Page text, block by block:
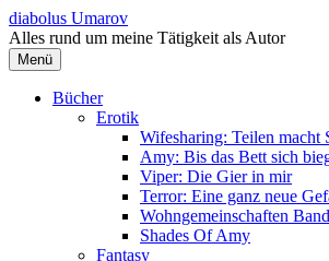
Springe
zum
Inhalt
diabolus Umarov
Alles rund um meine Tätigkeit als Autor
Menü
Bücher
Erotik
Wifesharing: Teilen macht
Amy: Bis das Bett sich
Viper: Die Gier in mir
Terror: Eine ganz neue
Wohngemeinschaften
Shades Of Amy
Fantasy